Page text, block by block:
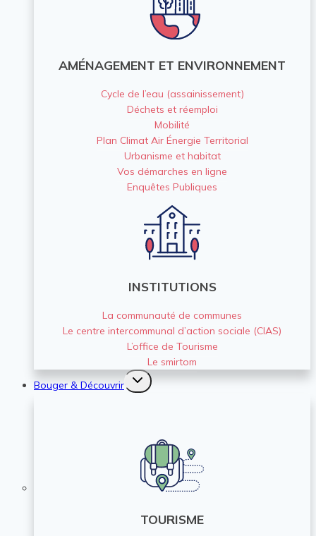
AMÉNAGEMENT ET ENVIRONNEMENT
Cycle de l’eau (assainissement)
Déchets et réemploi
Mobilité
Plan Climat Air Énergie Territorial
Urbanisme et habitat
Vos démarches en ligne
Enquêtes Publiques
INSTITUTIONS
La communauté de communes
Le centre intercommunal d’action sociale (CIAS)
L’office de Tourisme
Le smirtom
Bouger & Découvrir
Ouvrir/fermer
le
TOURISME